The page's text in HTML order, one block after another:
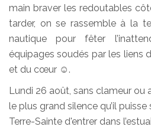
main braver les redoutables
tarder, on se rassemble à la
nautique pour fêter
équipages soudés par les liens
et du cœur ☺️.
Lundi 26 août, sans clameur ou
le plus grand silence qu’il
Terre-Sainte d'entrer dans